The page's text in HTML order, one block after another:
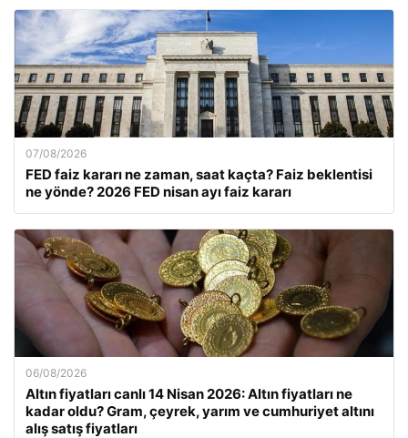
07/08/2026
FED faiz kararı ne zaman, saat kaçta? Faiz beklentisi
ne yönde? 2026 FED nisan ayı faiz kararı
06/08/2026
Altın fiyatları canlı 14 Nisan 2026: Altın fiyatları ne
kadar oldu? Gram, çeyrek, yarım ve cumhuriyet altını
alış satış fiyatları